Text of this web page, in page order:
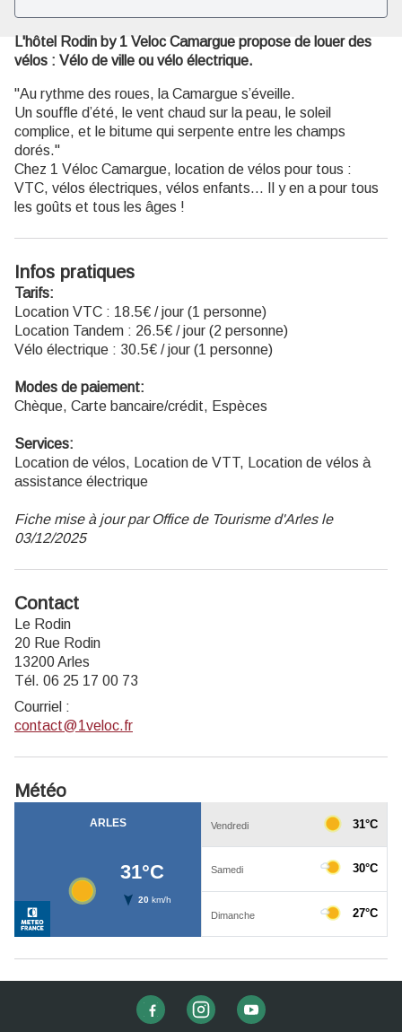
L'hôtel Rodin by 1 Veloc Camargue propose de louer des
vélos : Vélo de ville ou vélo électrique.
"Au rythme des roues, la Camargue s’éveille.
Un souffle d’été, le vent chaud sur la peau, le soleil
complice, et le bitume qui serpente entre les champs
dorés."
Chez 1 Véloc Camargue, location de vélos pour tous :
VTC, vélos électriques, vélos enfants… Il y en a pour tous
les goûts et tous les âges !
Infos pratiques
Tarifs:
Location VTC : 18.5€ / jour (1 personne)
Location Tandem : 26.5€ / jour (2 personne)
Vélo électrique : 30.5€ / jour (1 personne)
Modes de paiement:
Chèque, Carte bancaire/crédit, Espèces
Services:
Location de vélos, Location de VTT, Location de vélos à
assistance électrique
Fiche mise à jour par Office de Tourisme d'Arles le
03/12/2025
Contact
Le Rodin
20 Rue Rodin
13200 Arles
Tél. 06 25 17 00 73
Courriel :
contact@1veloc.fr
Météo